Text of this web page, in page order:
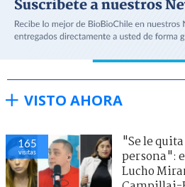
VISTO AHORA
165
visitas
"Se le
persona":
Lucho